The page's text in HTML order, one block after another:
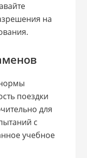
на
поездки
для
с
учебное